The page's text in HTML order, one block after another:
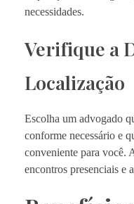
necessidades.
Verifique a
Localização
Escolha um advogado
conforme necessário e
conveniente para você.
encontros presenciais e